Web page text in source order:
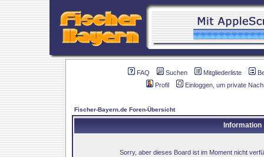
FAQ Suchen Mitgliederliste
Profil
Einloggen, um private
Fischer-Bayern.de Foren-Übersicht
Information
Sorry, aber dieses Board ist im Moment nicht